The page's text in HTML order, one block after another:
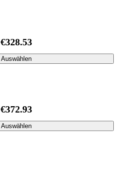
€328.53
Auswählen
€372.93
Auswählen